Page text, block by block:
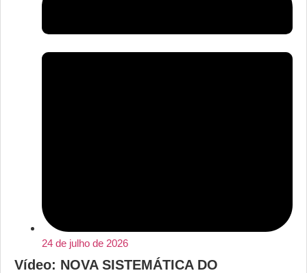
24 de julho de 2026
Vídeo: NOVA SISTEMÁTICA DO